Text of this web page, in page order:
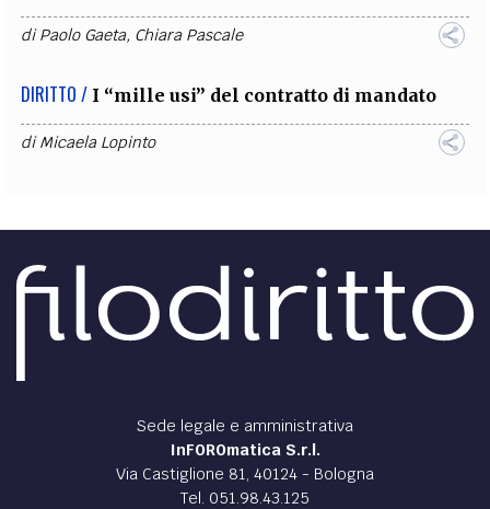
diPaolo Gaeta, Chiara Pascale
DIRITTO / I “mille usi” del contratto di mandato
diMicaela Lopinto
Sede legale e amministrativa
InFOROmatica S.r.l.
Via Castiglione 81, 40124 - Bologna
Tel. 051.98.43.125